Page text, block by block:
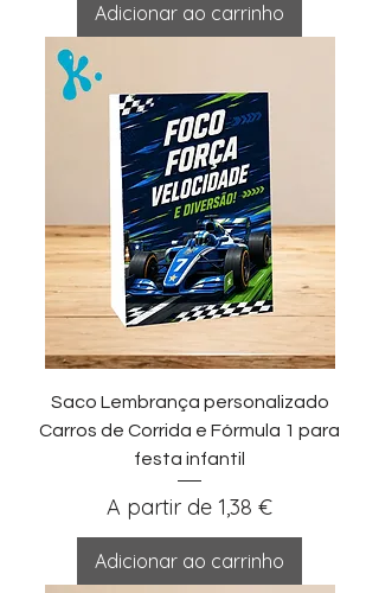
Adicionar ao carrinho
Saco Lembrança personalizado
Carros de Corrida e Fórmula 1 para
festa infantil
A partir de 1,38 €
Preço promocional
Adicionar ao carrinho